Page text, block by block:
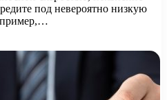
под невероятно низкую